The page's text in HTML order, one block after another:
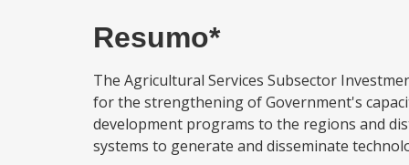
Resumo*
The Agricultural Services Subsector
for the strengthening of Government's
development programs to the regions and
systems to generate and disseminate